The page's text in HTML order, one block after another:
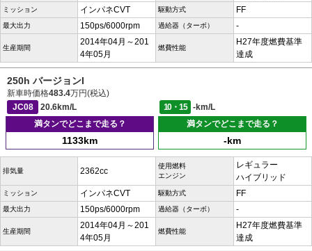
ミッション インパネCVT 駆動方式 FF
最大出力 150ps/6000rpm 過給器（ターボ） -
生産期間
2014年04月～201
4年05月
燃費性能
H27年度燃費基準
達成
250h バージョンI
新車時価格483.4万円(税込)
JC08
20.6km/L 10・15
-km/L
満タンでどこまで走る？
1133km
満タンでどこまで走る？
-km
排気量 2362cc
使用燃料
エンジン
レギュラー
ハイブリッド
ミッション インパネCVT 駆動方式 FF
最大出力 150ps/6000rpm 過給器（ターボ） -
生産期間
2014年04月～201
4年05月
燃費性能
H27年度燃費基準
達成